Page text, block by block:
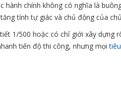
chính không có nghĩa là
tính tự giác và chủ động của
1/500 hoặc có chỉ giới xây dựng
tiến độ thi công, nhưng mọi